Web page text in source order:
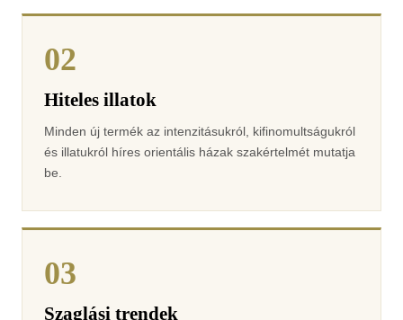
02
Hiteles illatok
Minden új termék az intenzitásukról, kifinomultságukról
és illatukról híres orientális házak szakértelmét mutatja
be.
03
Szaglási trendek